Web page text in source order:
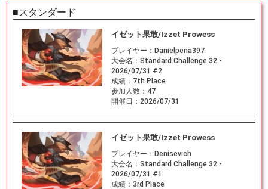
■スタンダード
イゼット果敢/Izzet Prowess
プレイヤー： Danielpena397
大会名： Standard Challenge 32 -
2026/07/31 #2
成績： 7th Place
参加人数： 47
開催日： 2026/07/31
イゼット果敢/Izzet Prowess
プレイヤー： Denisevich
大会名： Standard Challenge 32 -
2026/07/31 #1
成績： 3rd Place